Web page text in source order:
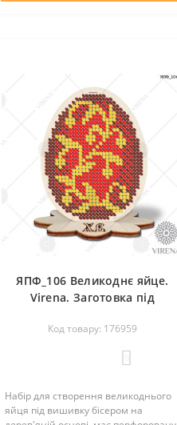
ЯПФ_106 Великоднє яйце.
Virena. Заготовка під
Код товару: 176959
Набір для створення великоднього
яйця під вишивку бісером на